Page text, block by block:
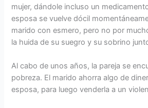
mujer, dándole incluso un
esposa se vuelve dócil
marido con esmero, pero no por
la huida de su suegro y su sobrino
Al cabo de unos años, la pareja se
pobreza. El marido ahorra algo de
esposa, para luego venderla a un